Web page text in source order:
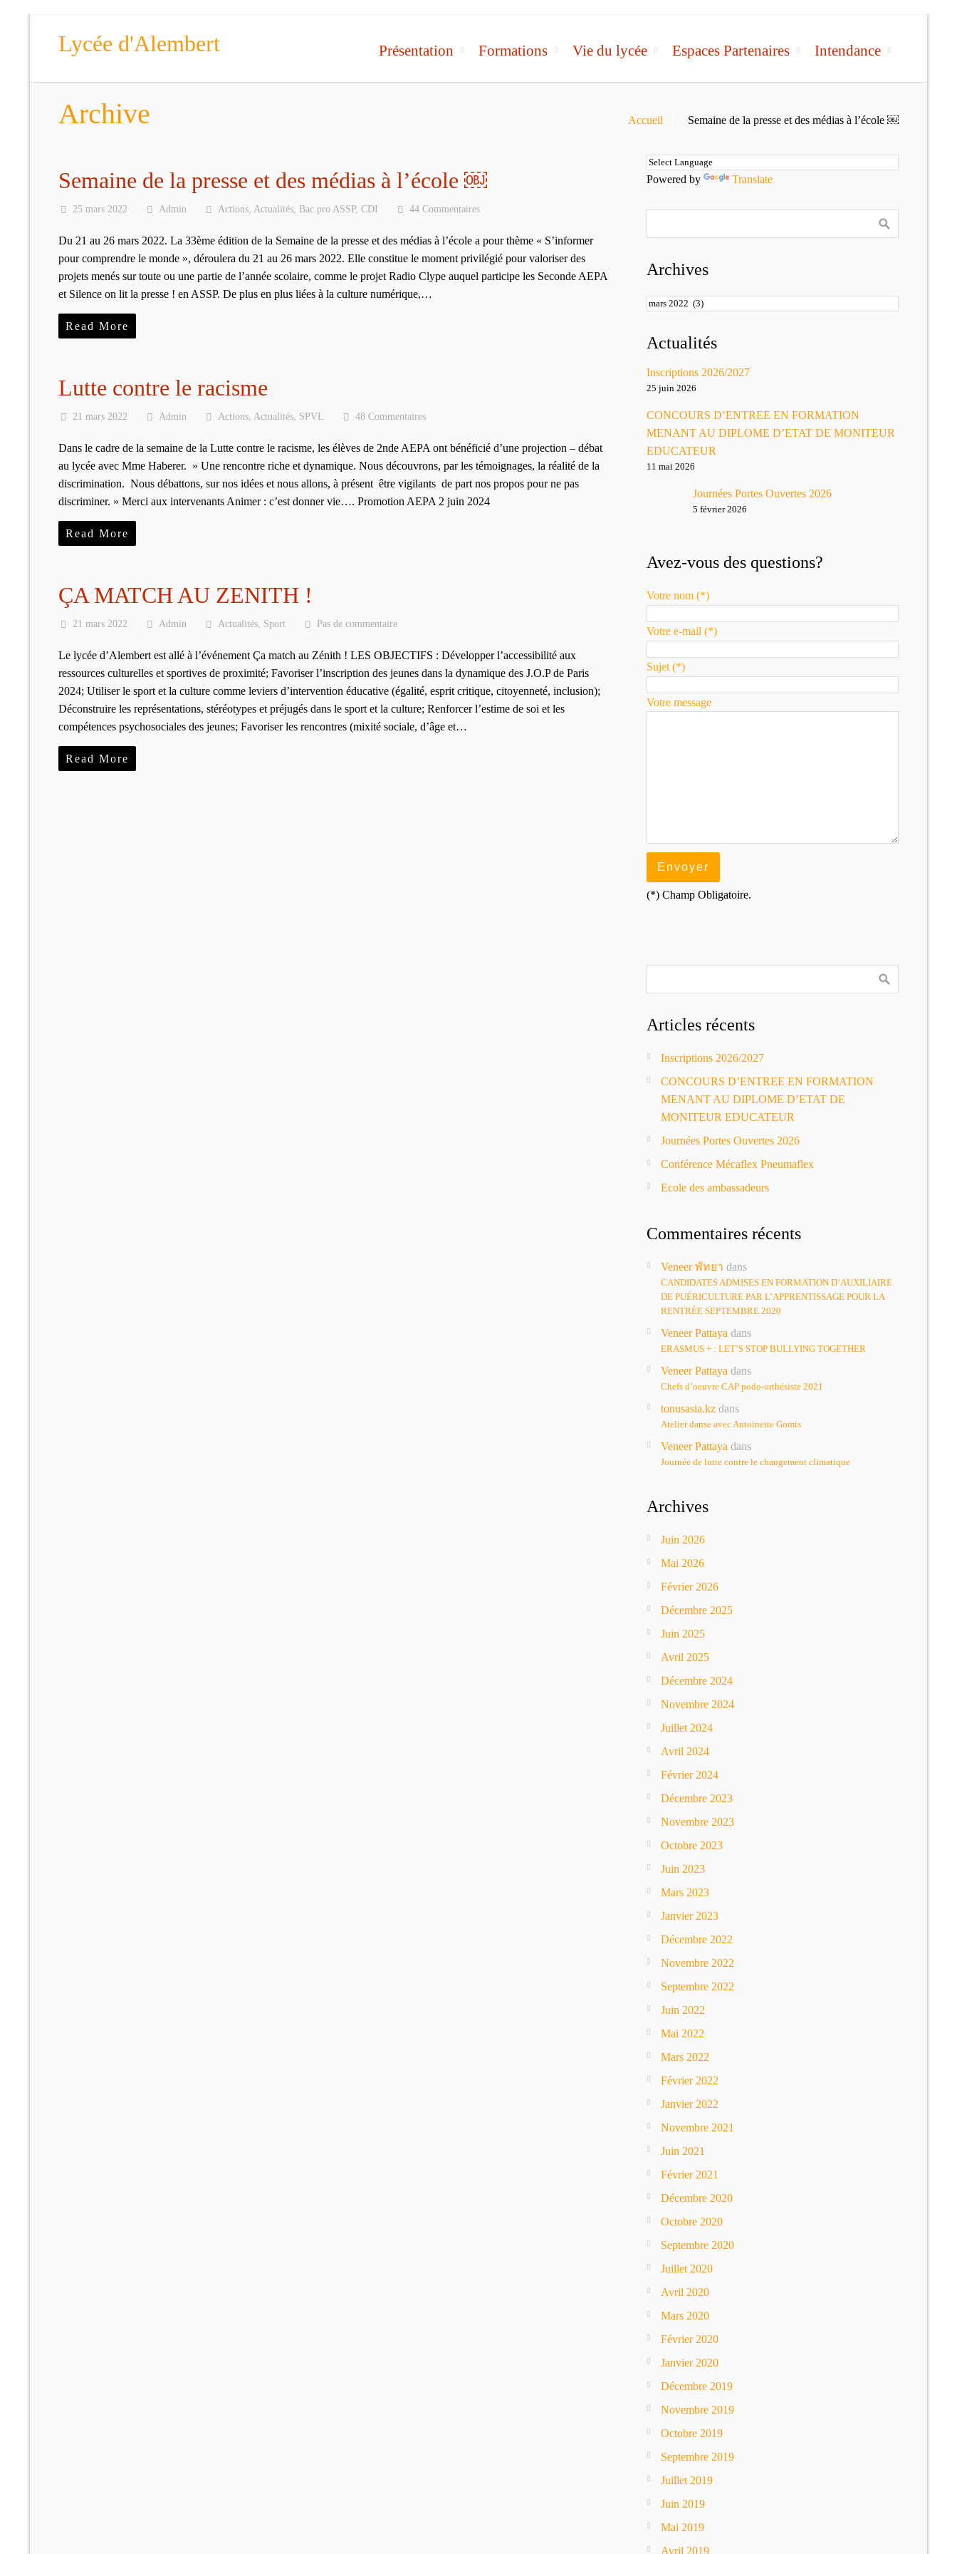
Lycée d'Alembert Présentation Formations Vie du lycée Espaces Partenaires Intendance
Archive Accueil Semaine de la presse et des médias à l’école ￼
Semaine de la presse et des médias à l’école ￼
25 mars 2022 Admin Actions Actualités Bac pro ASSP, CDI 44 Commentaires
Du 21 au 26 mars 2022. La 33ème édition de la Semaine de la presse et des médias à l’école a pour thème « S’informer
pour comprendre le monde », déroulera du 21 au 26 mars 2022. Elle constitue le moment privilégié pour valoriser des
projets menés sur toute ou une partie de l’année scolaire, comme le projet Radio Clype auquel participe les Seconde AEPA
et Silence on lit la presse ! en ASSP. De plus en plus liées à la culture numérique,…
Read More
Lutte contre le racisme
21 mars 2022 Admin Actions Actualités SPVL 48 Commentaires
Dans le cadre de la semaine de la Lutte contre le racisme, les élèves de 2nde AEPA ont bénéficié d’une projection – débat
au lycée avec Mme Haberer. » Une rencontre riche et dynamique. Nous découvrons, par les témoignages, la réalité de la
discrimination. Nous débattons, sur nos idées et nous allons, à présent être vigilants de part nos propos pour ne pas
discriminer. » Merci aux intervenants Animer : c’est donner vie…. Promotion AEPA 2 juin 2024
Read More
ÇA MATCH AU ZENITH !
21 mars 2022 Admin Actualités Sport Pas de commentaire
Le lycée d’Alembert est allé à l’événement Ça match au Zénith ! LES OBJECTIFS : Développer l’accessibilité aux
ressources culturelles et sportives de proximité; Favoriser l’inscription des jeunes dans la dynamique des J.O.P de Paris
2024; Utiliser le sport et la culture comme leviers d’intervention éducative (égalité, esprit critique, citoyenneté, inclusion);
Déconstruire les représentations, stéréotypes et préjugés dans le sport et la culture; Renforcer l’estime de soi et les
compétences psychosociales des jeunes; Favoriser les rencontres (mixité sociale, d’âge et…
Read More
Powered by Translate
Archives
Archives
Actualités
Inscriptions 2026/2027
25 juin 2026
CONCOURS D’ENTREE EN FORMATION
MENANT AU DIPLOME D’ETAT DE MONITEUR
EDUCATEUR
11 mai 2026
Journées Portes Ouvertes 2026
5 février 2026
Avez-vous des questions?
Votre nom (*)
Votre e-mail (*)
Sujet (*)
Votre message
(*) Champ Obligatoire.
Articles récents
Inscriptions 2026/2027
CONCOURS D’ENTREE EN FORMATION
MENANT AU DIPLOME D’ETAT DE
MONITEUR EDUCATEUR
Journées Portes Ouvertes 2026
Conférence Mécaflex Pneumaflex
Ecole des ambassadeurs
Commentaires récents
Veneer พัทยา dans
CANDIDATES ADMISES EN FORMATION D’AUXILIAIRE
DE PUÉRICULTURE PAR L’APPRENTISSAGE POUR LA
RENTRÉE SEPTEMBRE 2020
Veneer Pattaya dans
ERASMUS + : LET’S STOP BULLYING TOGETHER
Veneer Pattaya dans
Chefs d’oeuvre CAP podo-orthésiste 2021
tonusasia.kzdans
Atelier danse avec Antoinette Gomis
Veneer Pattaya dans
Journée de lutte contre le changement climatique
Archives
Juin 2026
Mai 2026
Février 2026
Décembre 2025
Juin 2025
Avril 2025
Décembre 2024
Novembre 2024
Juillet 2024
Avril 2024
Février 2024
Décembre 2023
Novembre 2023
Octobre 2023
Juin 2023
Mars 2023
Janvier 2023
Décembre 2022
Novembre 2022
Septembre 2022
Juin 2022
Mai 2022
Mars 2022
Février 2022
Janvier 2022
Novembre 2021
Juin 2021
Février 2021
Décembre 2020
Octobre 2020
Septembre 2020
Juillet 2020
Avril 2020
Mars 2020
Février 2020
Janvier 2020
Décembre 2019
Novembre 2019
Octobre 2019
Septembre 2019
Juillet 2019
Juin 2019
Mai 2019
Avril 2019